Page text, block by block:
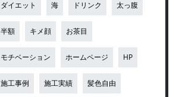
ダイエット 海 ドリンク 太っ腹
半額 キメ顔 お茶目
モチベーション ホームページ HP
施工事例 施工実績 髪色自由